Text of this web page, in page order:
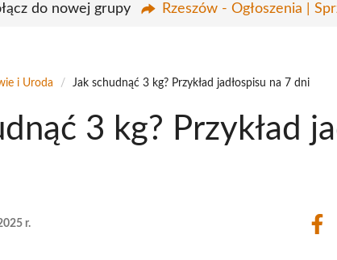
do nowej grupy Rzeszów - Ogłoszenia |
i Uroda / Jak schudnąć 3 kg? Przykład jadłospisu na 7 dni
3 kg? Przykład
r.